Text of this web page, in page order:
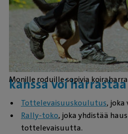
kanssa voi
Monille roduille sopivia
Tottelevaisuuskoulutus,
Rally-toko, joka yhdistää
tottelevaisuutta.